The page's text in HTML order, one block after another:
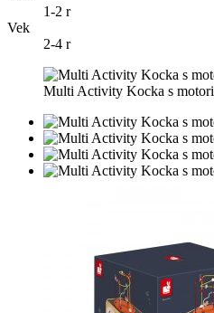
1-2 r
Vek
2-4 r
Multi Activity Kocka s